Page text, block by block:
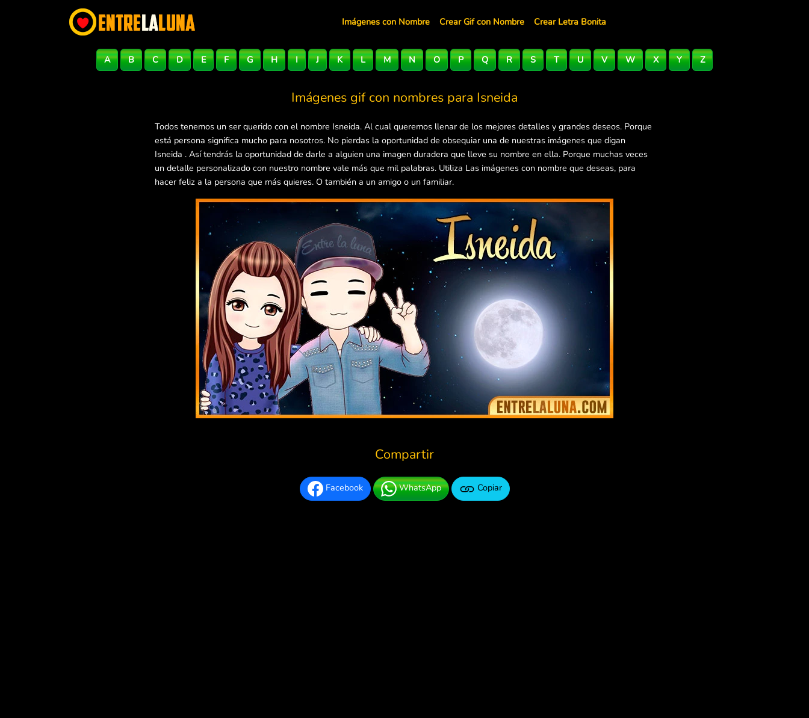
Imágenes con Nombre Crear Gif con Nombre Crear Letra Bonita
A B C D E F G H I J K L M N O P Q R S T U V W X Y Z
Imágenes gif con nombres para Isneida
Todos tenemos un ser querido con el nombre Isneida. Al cual queremos llenar de los mejores detalles y grandes deseos. Porque
está persona significa mucho para nosotros. No pierdas la oportunidad de obsequiar una de nuestras imágenes que digan
Isneida . Así tendrás la oportunidad de darle a alguien una imagen duradera que lleve su nombre en ella. Porque muchas veces
un detalle personalizado con nuestro nombre vale más que mil palabras. Utiliza Las imágenes con nombre que deseas, para
hacer feliz a la persona que más quieres. O también a un amigo o un familiar.
Compartir
Facebook WhatsApp Copiar